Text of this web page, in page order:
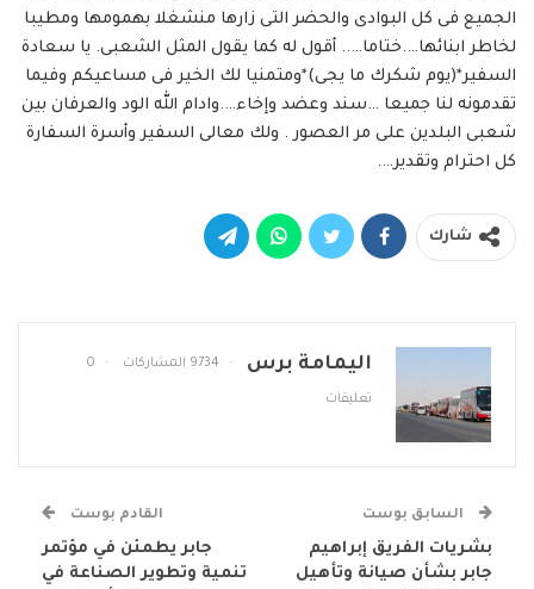
الجميع فى كل البوادى والحضر التى زارها منشغلا بهمومها ومطيبا
لخاطر ابنائها….ختاما….. أقول له كما يقول المثل الشعبى. يا سعادة
السفير*(يوم شكرك ما يجى)*ومتمنيا لك الخير فى مساعيكم وفيما
تقدمونه لنا جميعا …سند وعضد وإخاء….وادام الله الود والعرفان بين
شعبى البلدين على مر العصور . ولك معالى السفير وأسرة السفارة
كل احترام وتقدير….
شارك
اليمامة برس 9734 المشاركات 0
تعليقات
السابق بوست
بشريات الفريق إبراهيم
جابر بشأن صيانة وتأهيل
القادم بوست
جابر يطمئن في مؤتمر
تنمية وتطوير الصناعة في